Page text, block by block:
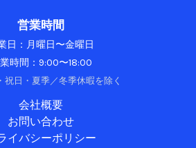
営業時間
日：月曜日〜金曜日
時間：9:00〜18:00
日・夏季／冬季休暇を除く
会社概要
お問い合わせ
イバシーポリシー